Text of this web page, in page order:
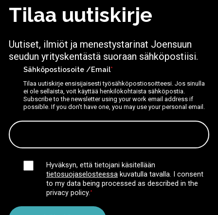
Tilaa uutiskirje
Uutiset, ilmiöt ja menestystarinat Joensuun
seudun yrityskentästä suoraan sähköpostiisi.
Sähköpostiosoite /Email*
Tilaa uutiskirje ensisijaisesti työsähköpostiosoitteesi. Jos sinulla
ei ole sellaista, voit käyttää henkilökohtaista sähköpostia.
Subscribe to the newsletter using your work email address if
possible. If you don’t have one, you may use your personal email.
Hyväksyn, että tietojani käsitellään
tietosuojaselosteessa kuvatulla tavalla.
I consent
to my data being processed as described in the
privacy policy.*